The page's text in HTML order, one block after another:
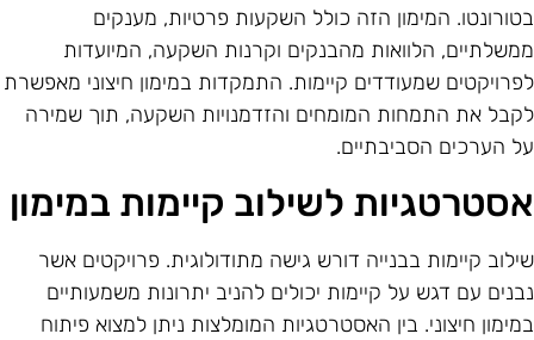
המימון הזה כולל השקעות פרטיות, מענקים
הלוואות מהבנקים וקרנות השקעה, המיועדות
שמעודדים קיימות. התמקדות במימון חיצוני מאפשרת
את התמחות המומחים והזדמנויות השקעה, תוך שמירה
הערכים הסביבתיים.
לשילוב קיימות במימון
קיימות בבנייה דורש גישה מתודולוגית. פרויקטים אשר
עם דגש על קיימות יכולים להניב יתרונות משמעותיים
חיצוני. בין האסטרטגיות המומלצות ניתן למצוא פיתוח